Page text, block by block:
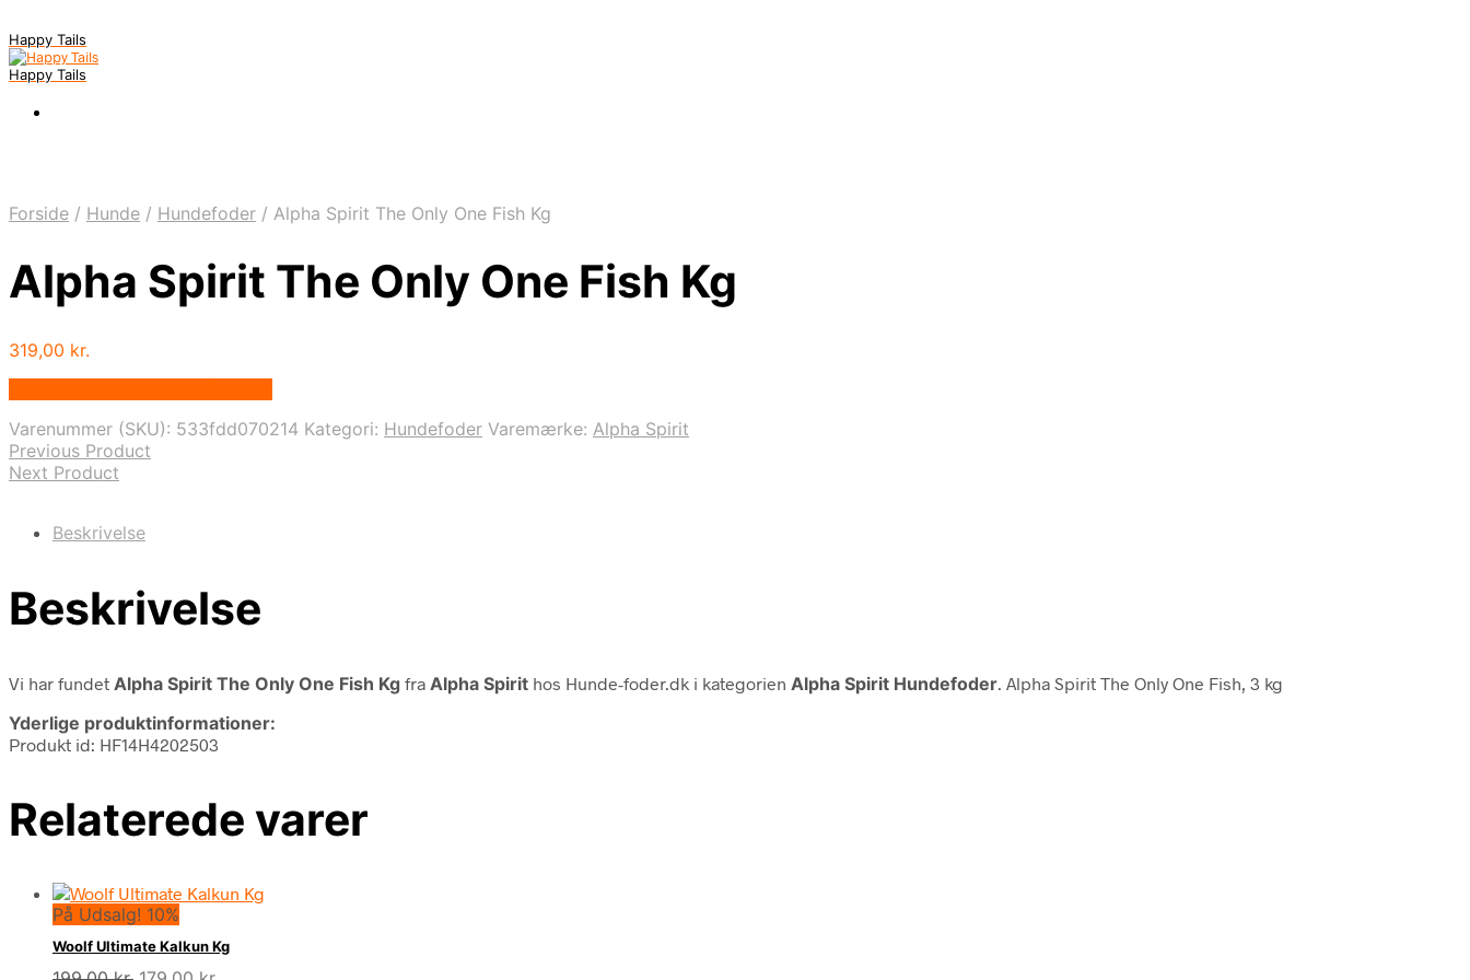
Happy Tails
Happy Tails
Forside / Hunde / Hundefoder / Alpha Spirit The Only One Fish Kg
Alpha Spirit The Only One Fish Kg
319,00 kr.
Varenummer (SKU): 533fdd070214 Kategori: Hundefoder Varemærke: Alpha Spirit
Previous Product
Next Product
Beskrivelse
Beskrivelse
Vi har fundet Alpha Spirit The Only One Fish Kg fra Alpha Spirit hos Hunde-foder.dk i kategorien Alpha Spirit Hundefoder . Alpha Spirit The Only One Fish, 3 kg
Yderlige produktinformationer:
Produkt id: HF14H4202503
Relaterede varer
På Udsalg! 10%
Woolf Ultimate Kalkun Kg